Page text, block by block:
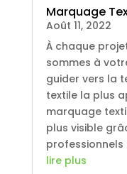
Marquage
Août 11, 2022
À chaque
sommes à
guider vers la
textile la plus
marquage
plus visible
professionnels
lire plus